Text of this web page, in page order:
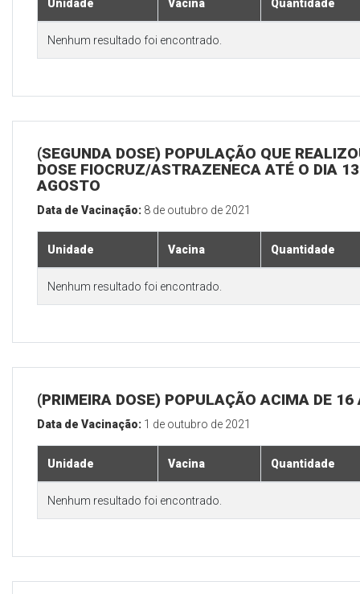
Unidade Vacina Quantidade
Nenhum resultado foi encontrado.
(SEGUNDA DOSE) POPULAÇÃO QUE
DOSE FIOCRUZ/ASTRAZENECA ATÉ O DIA
AGOSTO
Data de Vacinação: 8 de outubro de 2021
Unidade Vacina Quantidade
Nenhum resultado foi encontrado.
(PRIMEIRA DOSE) POPULAÇÃO ACIMA DE 16
Data de Vacinação: 1 de outubro de 2021
Unidade Vacina Quantidade
Nenhum resultado foi encontrado.